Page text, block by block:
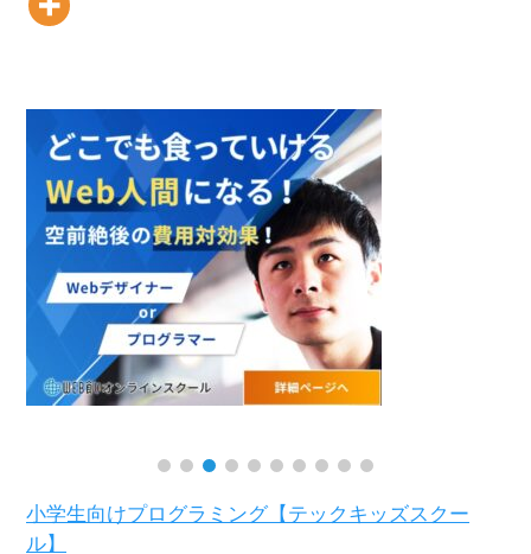
小学生向けプログラミング【テックキッズスクー
ル】